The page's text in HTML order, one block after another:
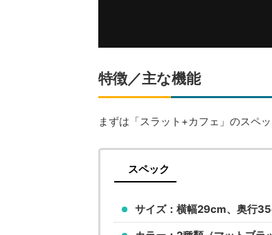
特徴／主な機能
まずは「スラット+カフェ」のスペ
スペック
サイズ：横幅29cm、奥行